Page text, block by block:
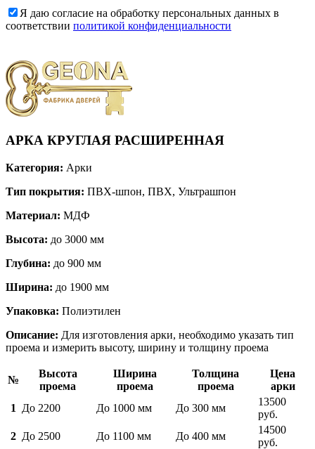
Я даю согласие на обработку персональных данных в
соответствии политикой конфиденциальности
АРКА КРУГЛАЯ РАСШИРЕННАЯ
Категория: Арки
Тип покрытия: ПВХ-шпон, ПВХ, Ультрашпон
Материал: МДФ
Высота: до 3000 мм
Глубина: до 900 мм
Ширина: до 1900 мм
Упаковка: Полиэтилен
Описание: Для изготовления арки, необходимо указать тип
проема и измерить высоту, ширину и толщину проема
№
Высота
проема
Ширина
проема
Толщина
проема
Цена
арки
1
До 2200 До 1000 мм До 300 мм
13500
руб.
2 До 2500 До 1100 мм До 400 мм
14500
руб.